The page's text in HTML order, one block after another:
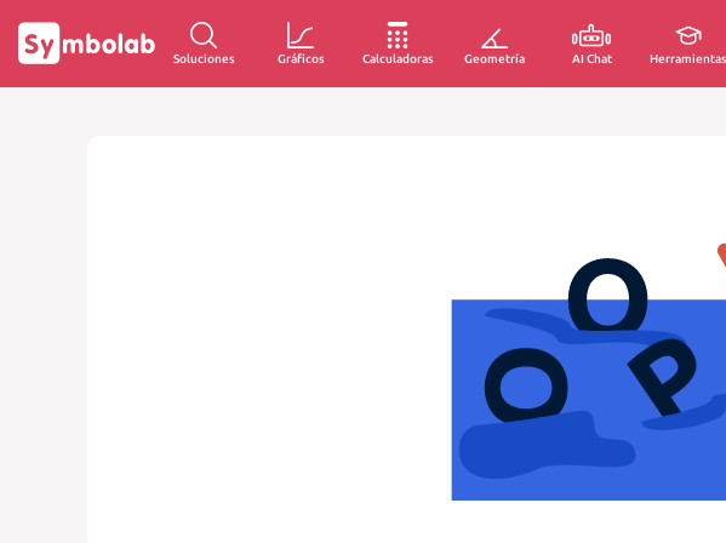
Soluciones Gráficos Calculadoras Geometría AI Chat Herramientas